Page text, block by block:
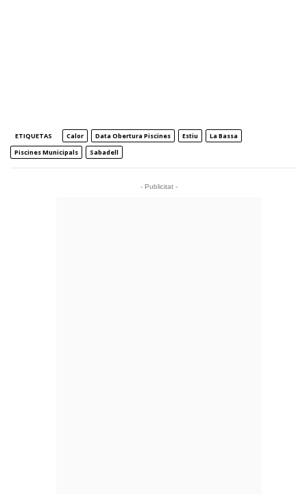
ETIQUETAS Calor Data Obertura Piscines Estiu
La Bassa
Piscines Municipals
Sabadell
- Publicitat -